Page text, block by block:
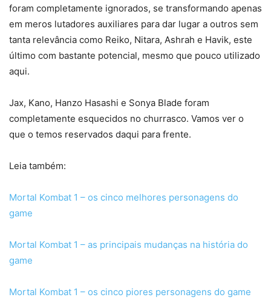
foram completamente ignorados, se transformando apenas
em meros lutadores auxiliares para dar lugar a outros sem
tanta relevância como Reiko, Nitara, Ashrah e Havik, este
último com bastante potencial, mesmo que pouco utilizado
aqui.
Jax, Kano, Hanzo Hasashi e Sonya Blade foram
completamente esquecidos no churrasco. Vamos ver o
que o temos reservados daqui para frente.
Leia também:
Mortal Kombat 1 – os cinco melhores personagens do
game
Mortal Kombat 1 – as principais mudanças na história do
game
Mortal Kombat 1 – os cinco piores personagens do game